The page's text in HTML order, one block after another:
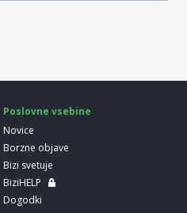
Poslovne vsebine
Novice
Borzne objave
Bizi svetuje
BiziHELP
Dogodki